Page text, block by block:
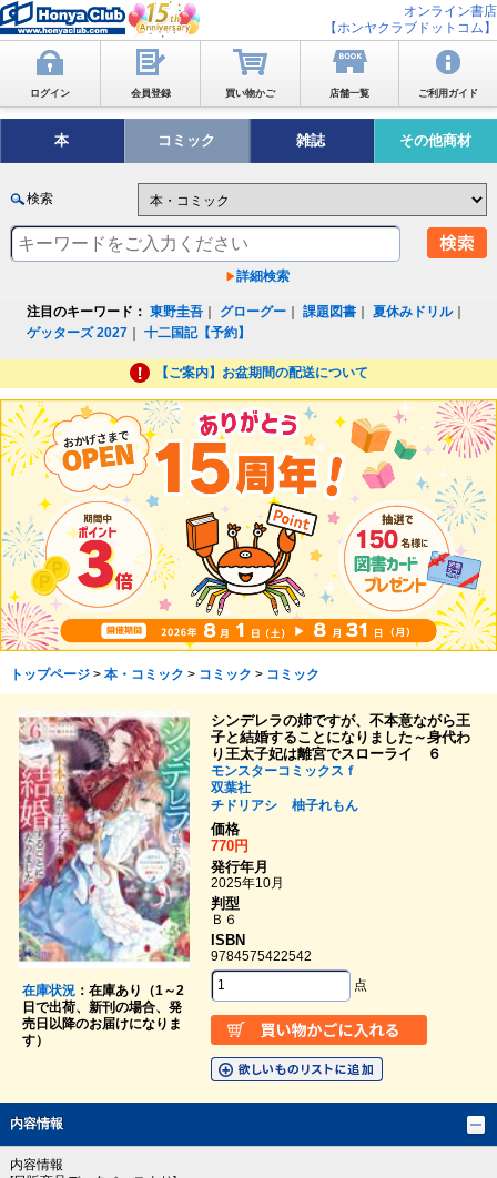
オンライン書店
【ホンヤクラブドットコム】
ログイン 会員登録 買い物かご 店舗一覧 ご利用ガイド
本 コミック 雑誌 その他商材
検索
詳細検索
注目のキーワード： 東野圭吾 グローグー ｜課題図書 ｜夏休みドリル｜
ゲッターズ 2027 ｜十二国記【予約】
【ご案内】お盆期間の配送について
トップページ> 本・コミック > コミック > コミック
在庫状況：在庫あり（1～2
日で出荷、新刊の場合、発
売日以降のお届けになりま
す）
シンデレラの姉ですが、不本意ながら王
子と結婚することになりました～身代わ
り王太子妃は離宮でスローライ ６
モンスターコミックスｆ
双葉社
チドリアシ
柚子れもん
価格
770円
発行年月
2025年10月
判型
Ｂ６
ISBN
9784575422542
点
内容情報
内容情報